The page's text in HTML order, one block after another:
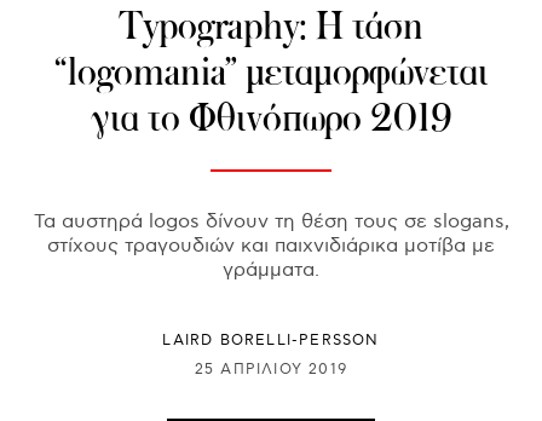
Typography: Η τάση
“logomania” μεταμορφώνεται
για το Φθινόπωρο 2019
Τα αυστηρά logos δίνουν τη θέση τους σε slogans,
στίχους τραγουδιών και παιχνιδιάρικα μοτίβα με
γράμματα.
LAIRD BORELLI-PERSSON
25 ΑΠΡΙΛΊΟΥ 2019